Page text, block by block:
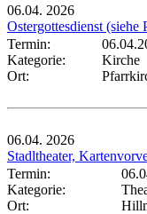
06.04. 2026
Ostergottesdienst (siehe
Termin:
Kategorie:
Kirche
Ort:
06.04. 2026
Stadltheater,
Termin:
Kategorie:
Ort: